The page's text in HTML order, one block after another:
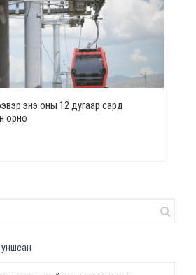
энэ оны 12 дугаар сард
орно